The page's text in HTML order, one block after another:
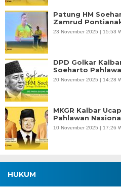
Patung HM
Zamrud
23 November 2025 | 15:53
DPD Golkar
Soeharto
20 November 2025 | 14:28
MKGR Kalbar
Pahlawan
10 November 2025 | 17:26
HUKUM